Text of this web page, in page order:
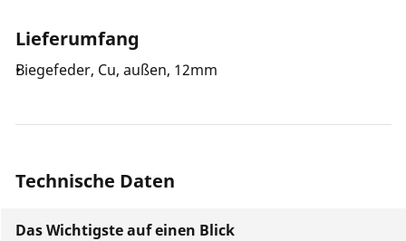
Lieferumfang
Biegefeder, Cu, außen, 12mm
Technische Daten
Das Wichtigste auf einen Blick